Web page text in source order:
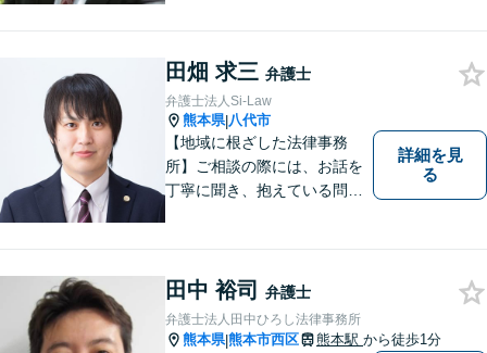
田畑 求三 弁護士
弁護士法人Si-Law
熊本県|八代市
【地域に根ざした法律事務
所】ご相談の際には、お話を
丁寧に聞き、抱えている問題
います。 1人で悩まず、お気
軽にご相談ください。
詳細を見
る
田中 裕司 弁護士
弁護士法人田中ひろし法律事務所
熊本県|熊本市西区 熊本駅 から徒歩1分